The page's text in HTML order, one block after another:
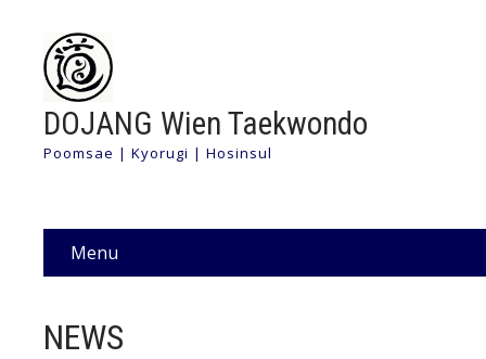
DOJANG Wien Taekwondo
Poomsae | Kyorugi | Hosinsul
Menu
NEWS